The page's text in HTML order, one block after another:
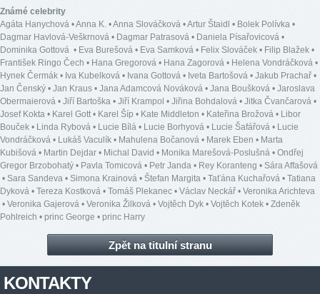
Známé celebrity
Agáta Hanychová •Anna K. •Anna Slováčková •Artur Štaidl • Bolek Polívka •
Dagmar Havlová-Veškrnová • Dagmar Patrasová • Daniela Písařovicová •
Dominika Gottová • Eva Burešová • Eva Samková • Felix Slováček • Filip Blažek •
František Ringo Čech • Hana Gregorová • Hana Zagorová • Helena Vondráčková •
Hynek Čermák • Iva Kubelková • Ivana Gottová • Iveta Bartošová • Jakub Prachař •
Jan Čenský • Jan Kraus • Jana Adamcová Nováková • Jana Boušková • Jaroslava
Obermaierová • Jiří Bartoška • Jiří Krampol • Jiřina Bohdalová • Jitka Čvančarová •
Josef Kokta • Karel Gott• Karel Šíp • Kate Middleton • Kateřina Brožová • Libor
Bouček • Linda Rybová • Lucie Bílá • Lucie Borhyová • Lucie Šafářová • Lucie
Vondráčková • Lukáš Vaculík • Mahulena Bočanová • Marek Eben • Marta
Kubišová • Martin Dejdar • Michal David • Monika Marešová-Poslušná • Ondřej
Gregor Brzobohatý • Pavla Tomicová • Petr Janda • Rey Koranteng • Sára Affašová
• Sara Sandeva • Simona Krainová • Štefan Margita • Taťána Kuchařová • Tatiana
Dyková • Tereza Kostková • Tomáš Plekanec • Václav Neckář • Veronika Arichteva
• Veronika Gajerová • Veronika Žilková • Vojtěch Dyk • Vojtěch Kotek • Zdeněk
Pohlreich • princ George • princ Harry
Zpět na titulní stranu
KONTAKTY